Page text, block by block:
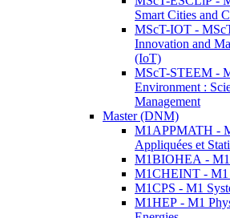
Smart Cities and
MScT-IOT -
Innovation and
(IoT)
MScT-STEEM -
Environment :
Management
Master (DNM)
M1APPMATH -
Appliquées et
M1BIOHEA - M1
M1CHEINT - M1
M1CPS - M1
M1HEP - M1